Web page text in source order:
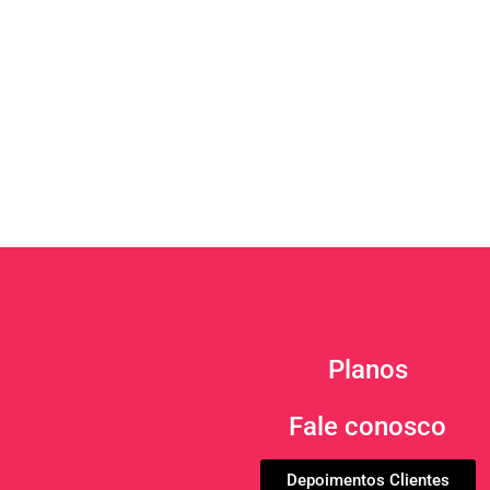
Planos
Fale conosco
Depoimentos Clientes